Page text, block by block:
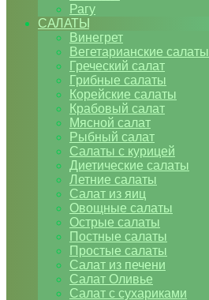
Рагу
САЛАТЫ
Винегрет
Вегетарианские салаты
Греческий салат
Грибные салаты
Корейские салаты
Крабовый салат
Мясной салат
Рыбный салат
Салаты с курицей
Диетические салаты
Летние салаты
Салат из яиц
Овощные салаты
Острые салаты
Постные салаты
Простые салаты
Салат из печени
Салат Оливье
Салат с сухариками